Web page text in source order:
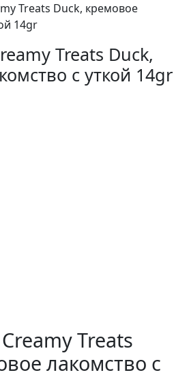
Treats Duck, кремовое
14gr
Treats Duck,
с уткой 14gr
Treats
лакомство с